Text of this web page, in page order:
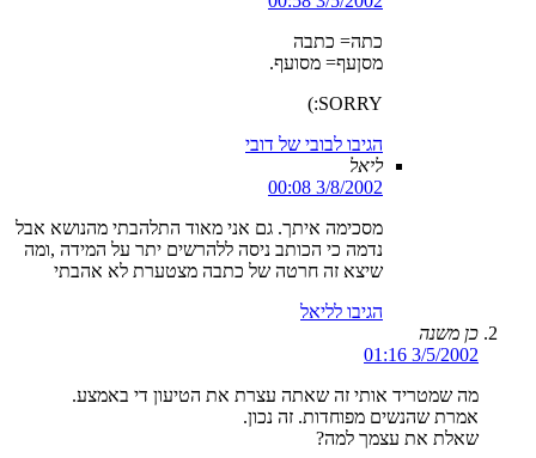
כתה= כתבה
מסןעף= מסועף.
SORRY:)
הגיבו לבובי של דובי
ליאל
3/8/2002 00:08
מסכימה איתך. גם אני מאוד התלהבתי מהנושא אבל
נדמה כי הכותב ניסה ללהרשים יתר על המידה ,ומה
שיצא זה חרטה של כתבה מצטערת לא אהבתי
הגיבו לליאל
כן משנה
3/5/2002 01:16
מה שמטריד אותי זה שאתה עצרת את הטיעון די באמצע.
אמרת שהנשים מפוחדות. זה נכון.
שאלת את עצמך למה?